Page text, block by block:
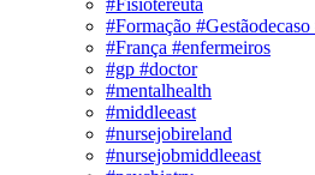
#Formação
#França #enfermeiros
#gp #doctor
#mentalhealth
#middleeast
#nursejobireland
#nursejobmiddleeast